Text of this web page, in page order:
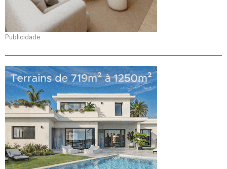
Publicidade